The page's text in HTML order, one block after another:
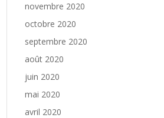
novembre 2020
octobre 2020
septembre 2020
août 2020
juin 2020
mai 2020
avril 2020